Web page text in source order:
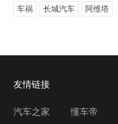
车祸 长城汽车 阿维塔
友情链接
汽车之家 懂车帝